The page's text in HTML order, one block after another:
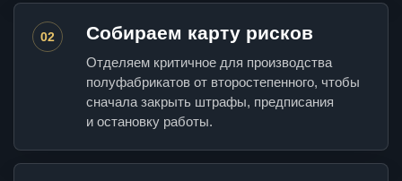
02 Собираем карту рисков
Отделяем критичное для производства
полуфабрикатов от второстепенного, чтобы
сначала закрыть штрафы, предписания
и остановку работы.